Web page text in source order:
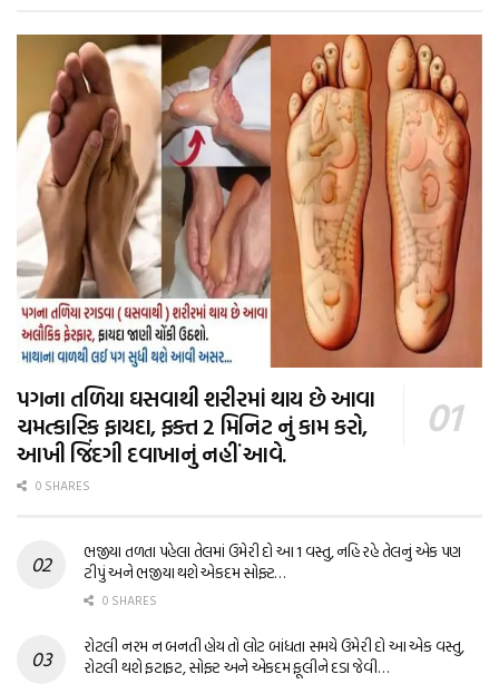
પગના તળિયા ઘસવાથી શરીરમાં થાય છે આવા
ચમત્કારિક ફાયદા, ફક્ત 2 મિનિટ નું કામ કરો,
આખી જિંદગી દવાખાનું નહીં આવે.
0 SHARES
ભજીયા તળતા પહેલા તેલમાં ઉમેરી દો આ 1 વસ્તુ, નહિ રહે તેલનું એક પણ
ટીપું અને ભજીયા થશે એકદમ સોફ્ટ…
0 SHARES
રોટલી નરમ ન બનતી હોય તો લોટ બાંધતા સમયે ઉમેરી દો આ એક વસ્તુ,
રોટલી થશે ફટાફટ, સોફ્ટ અને એકદમ ફૂલીને દડા જેવી…